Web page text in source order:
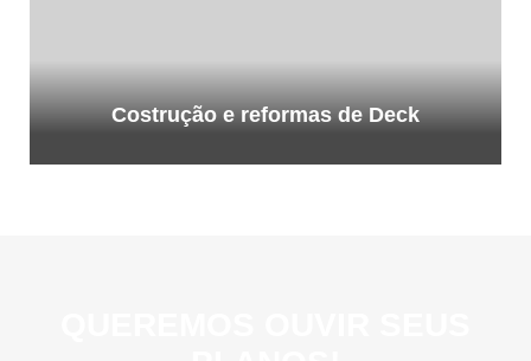
Costrução e reformas de Deck